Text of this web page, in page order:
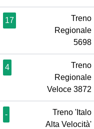
17
Treno
Regionale
5698
4
Treno
Regionale
Veloce 3872
-
Treno 'Italo
Alta Velocità'